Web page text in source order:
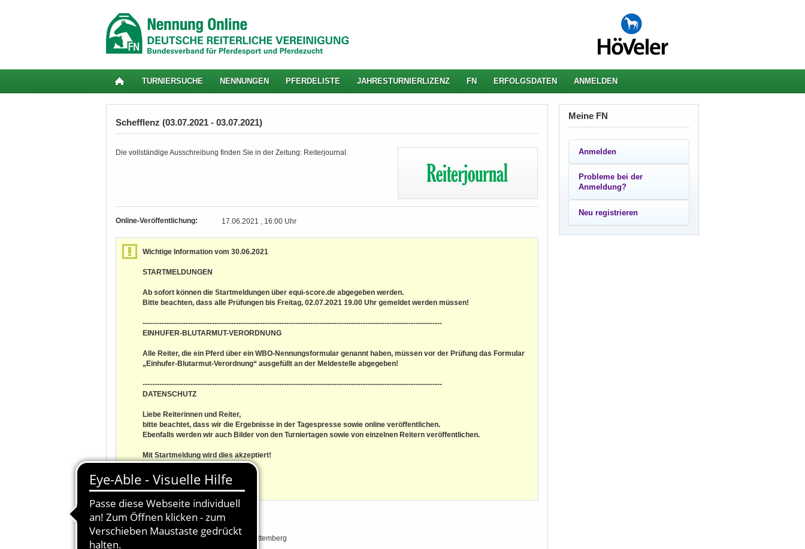
TURNIERSUCHE NENNUNGEN PFERDELISTE JAHRESTURNIERLIZENZ FN ERFOLGSDATEN ANMELDEN
Schefflenz (03.07.2021 - 03.07.2021)
Die vollständige Ausschreibung finden Sie in der Zeitung: Reiterjournal.
Online-Veröffentlichung: 17.06.2021 , 16:00 Uhr
Wichtige Information vom 30.06.2021
STARTMELDUNGEN
Ab sofort können die Startmeldungen über equi-score.de abgegeben werden.
Bitte beachten, dass alle Prüfungen bis Freitag, 02.07.2021 19.00 Uhr gemeldet werden müssen!
-----------------------------------------------------------------------------------------------------------------------------
EINHUFER-BLUTARMUT-VERORDNUNG
Alle Reiter, die ein Pferd über ein WBO-Nennungsformular genannt haben, müssen vor der Prüfung das Formular
„Einhufer-Blutarmut-Verordnung“ ausgefüllt an der Meldestelle abgegeben!
-----------------------------------------------------------------------------------------------------------------------------
DATENSCHUTZ
Liebe Reiterinnen und Reiter,
bitte beachtet, dass wir die Ergebnisse in der Tagespresse sowie online veröffentlichen.
Ebenfalls werden wir auch Bilder von den Turniertagen sowie von einzelnen Reitern veröffentlichen.
Mit Startmeldung wird dies akzeptiert!
Euer
Reit- & Fahrverein Schefflenz e.V.
Veranstaltungsort: Schefflenz
Baden Württemberg
Meine FN
Anmelden
Probleme bei der
Anmeldung?
Neu registrieren